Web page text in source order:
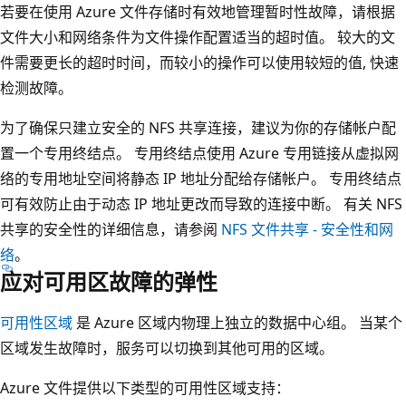
数
据
中
心
框
内
的
深
紫
色
框
表
示
L
S
若要在使用 Azure 文件存储时有效地管理暂时性故障，请根据
文件大小和网络条件为文件操作配置适当的超时值。 较大的文
件需要更长的超时时间，而较小的操作可以使用较短的值, 快速
检测故障。
为了确保只建立安全的 NFS 共享连接，建议为你的存储帐户配
置一个专用终结点。 专用终结点使用 Azure 专用链接从虚拟网
络的专用地址空间将静态 IP 地址分配给存储帐户。 专用终结点
可有效防止由于动态 IP 地址更改而导致的连接中断。 有关 NFS
共享的安全性的详细信息，请参阅 NFS 文件共享 - 安全性和网
络。
应对可用区故障的弹性
可用性区域 是 Azure 区域内物理上独立的数据中心组。 当某个
区域发生故障时，服务可以切换到其他可用的区域。
Azure 文件提供以下类型的可用性区域支持：